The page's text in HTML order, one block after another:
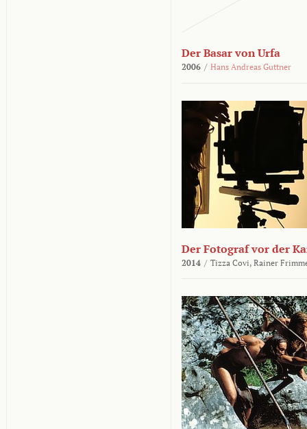
Der Basar von Urfa
2006 / Hans Andreas Guttner
Der Fotograf vor der
2014 / Tizza Covi, Rainer